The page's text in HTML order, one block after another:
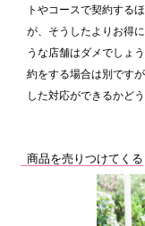
トやコースで契約する
が、そうしたよりお得
うな店舗はダメでしょ
約をする場合は別です
した対応ができるかど
商品を売りつけてくる